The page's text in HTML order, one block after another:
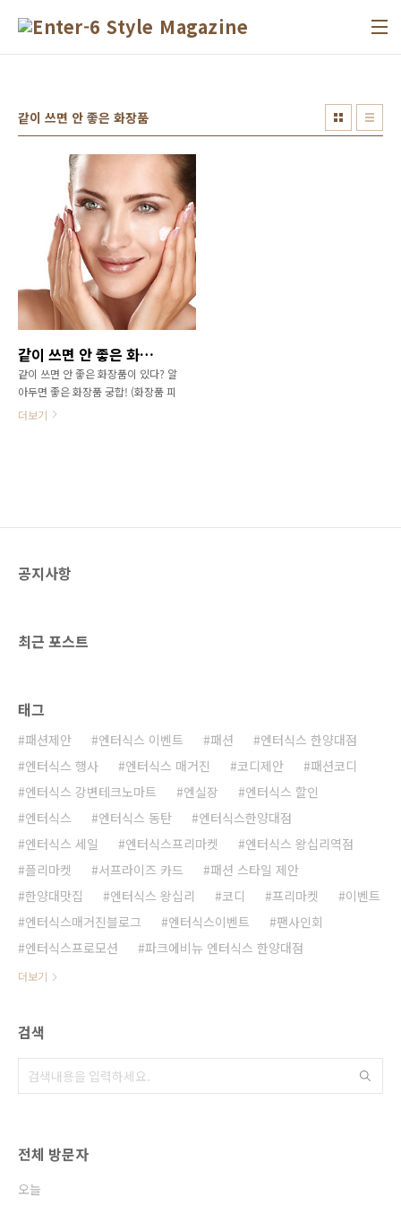
같이 쓰면 안 좋은 화장품
같이 쓰면 안 좋은 화장품이 있다? 알아두면 좋은 화장품 궁합! (화장품 피부관리)
같이 쓰면 안 좋은 화장품이 있다? 알
아두면 좋은 화장품 궁합! (화장품 피
부관리) 서로 궁합이 잘 맞는 음식과
요? Good ▶ 함께 바르면 더 좋아
결과를 가져올 수 밖에 없겠죠? 그렇
사용한 후 미백 또는 주름 개선 등의..
더보기
공지사항
최근 포스트
태그
패션제안 엔터식스 이벤트 패션
엔터식스 한양대점
엔터식스 행사
엔터식스 매거진 코디제안
패션코디
엔터식스 강변테크노마트
엔실장
엔터식스 할인
엔터식스
엔터식스 동탄
엔터식스한양대점
엔터식스 세일
엔터식스프리마켓
엔터식스 왕십리역점
플리마켓
서프라이즈 카드
패션 스타일 제안
한양대맛집
엔터식스 왕십리 코디 프리마켓
이벤트
엔터식스매거진블로그
엔터식스이벤트
팬사인회
엔터식스프로모션
파크에비뉴 엔터식스 한양대점
더보기
검색
전체 방문자
오늘